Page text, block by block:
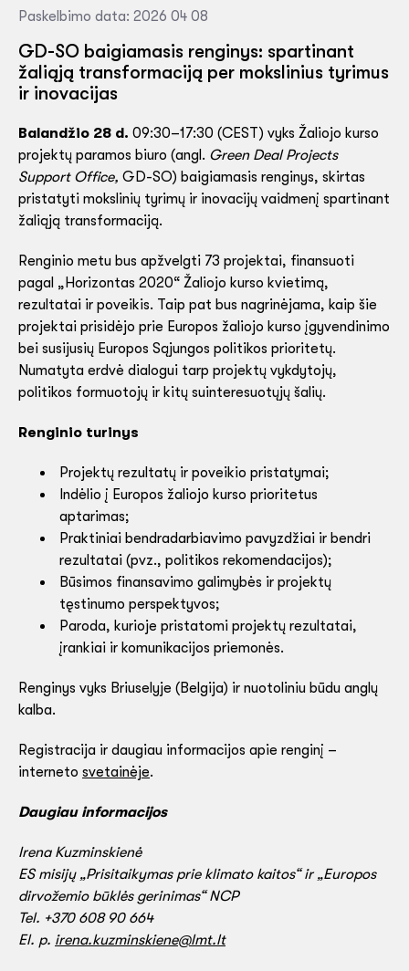
Paskelbimo data: 2026 04 08
GD-SO baigiamasis renginys: spartinant
žaliąją transformaciją per mokslinius tyrimus
ir inovacijas
Balandžio 28 d. 09:30–17:30 (CEST) vyks Žaliojo kurso
projektų paramos biuro (angl. Green Deal Projects
Support Office, GD-SO) baigiamasis renginys, skirtas
pristatyti mokslinių tyrimų ir inovacijų vaidmenį spartinant
žaliąją transformaciją.
Renginio metu bus apžvelgti 73 projektai, finansuoti
pagal „Horizontas 2020“ Žaliojo kurso kvietimą,
rezultatai ir poveikis. Taip pat bus nagrinėjama, kaip šie
projektai prisidėjo prie Europos žaliojo kurso įgyvendinimo
bei susijusių Europos Sąjungos politikos prioritetų.
Numatyta erdvė dialogui tarp projektų vykdytojų,
politikos formuotojų ir kitų suinteresuotųjų šalių.
Renginio turinys
Projektų rezultatų ir poveikio pristatymai;
Indėlio į Europos žaliojo kurso prioritetus
aptarimas;
Praktiniai bendradarbiavimo pavyzdžiai ir bendri
rezultatai (pvz., politikos rekomendacijos);
Būsimos finansavimo galimybės ir projektų
tęstinumo perspektyvos;
Paroda, kurioje pristatomi projektų rezultatai,
įrankiai ir komunikacijos priemonės.
Renginys vyks Briuselyje (Belgija) ir nuotoliniu būdu anglų
kalba.
Registracija ir daugiau informacijos apie renginį –
interneto svetainėje.
Daugiau informacijos
Irena Kuzminskienė
ES misijų „Prisitaikymas prie klimato kaitos“ ir „Europos
dirvožemio būklės gerinimas“ NCP
Tel. +370 608 90 664
El. p. irena.kuzminskiene@lmt.lt